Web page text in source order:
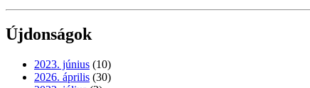
Újdonságok
2023. június (10)
2026. április (30)